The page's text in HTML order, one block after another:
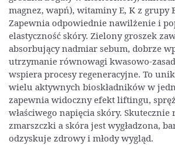
magnez, wapń), witaminy E, K z grupy
Zapewnia odpowiednie nawilżenie i
elastyczność skóry. Zielony groszek
absorbujący nadmiar sebum, dobrze
utrzymanie równowagi kwasowo-
wspiera procesy regeneracyjne. To
wielu aktywnych bioskładników w
zapewnia widoczny efekt liftingu,
właściwego napięcia skóry. Skutecznie
zmarszczki a skóra jest wygładzona,
odzyskuje zdrowy i młody wygląd.